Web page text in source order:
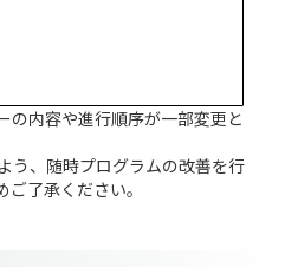
内容や進行順序が一部変更と
う、随時プログラムの改善を行
了承ください。